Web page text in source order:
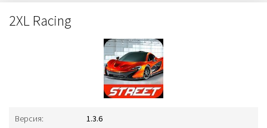
2XL Racing
Версия: 1.3.6